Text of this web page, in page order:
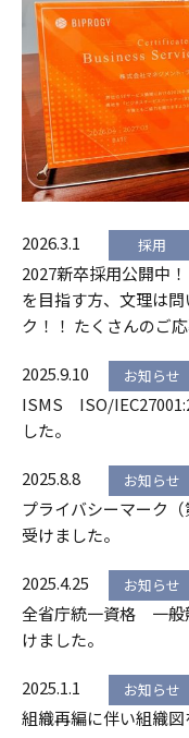
2026.3.1 採用
2027新卒採用公開中
を目指す方、文理は
ク！！ たくさんのご
2025.9.10 お知らせ
ISMS ISO/
した。
2025.8.8 お知らせ
プライバシーマーク
受けました。
2025.4.25 お知らせ
全省庁統一資格 一般
けました。
2025.1.1 お知らせ
組織再編に伴い組織図